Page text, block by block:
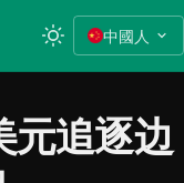
中國人
元追逐边